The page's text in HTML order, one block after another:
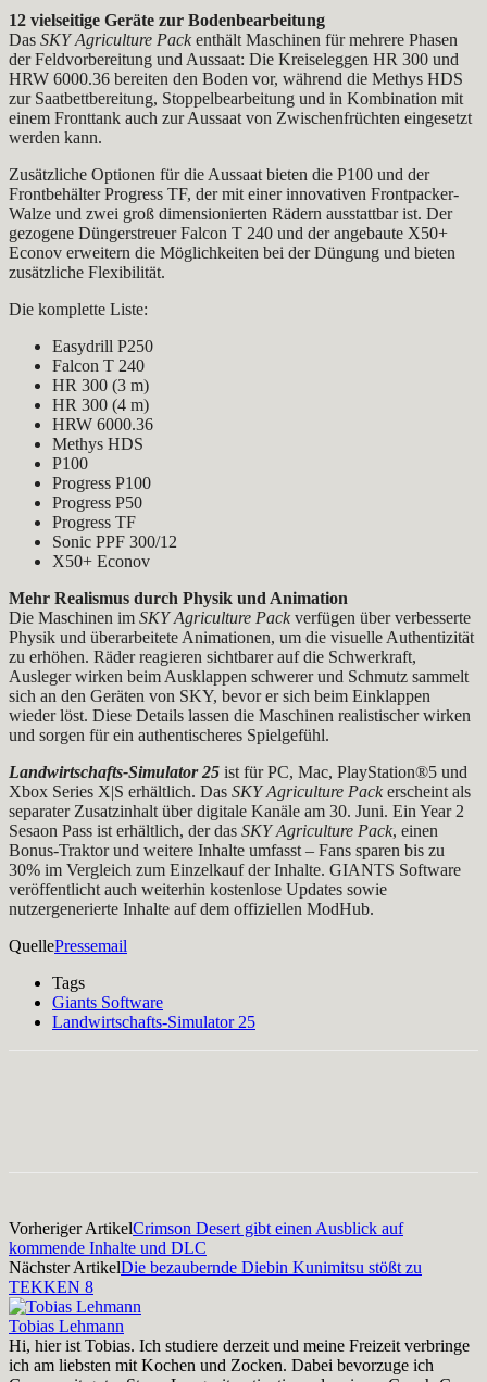
12 vielseitige Geräte zur Bodenbearbeitung
Das SKY Agriculture Pack enthält Maschinen für mehrere Phasen
der Feldvorbereitung und Aussaat: Die Kreiseleggen HR 300 und
HRW 6000.36 bereiten den Boden vor, während die Methys HDS
zur Saatbettbereitung, Stoppelbearbeitung und in Kombination mit
einem Fronttank auch zur Aussaat von Zwischenfrüchten eingesetzt
werden kann.
Zusätzliche Optionen für die Aussaat bieten die P100 und der
Frontbehälter Progress TF, der mit einer innovativen Frontpacker-
Walze und zwei groß dimensionierten Rädern ausstattbar ist. Der
gezogene Düngerstreuer Falcon T 240 und der angebaute X50+
Econov erweitern die Möglichkeiten bei der Düngung und bieten
zusätzliche Flexibilität.
Die komplette Liste:
Easydrill P250
Falcon T 240
HR 300 (3 m)
HR 300 (4 m)
HRW 6000.36
Methys HDS
P100
Progress P100
Progress P50
Progress TF
Sonic PPF 300/12
X50+ Econov
Mehr Realismus durch Physik und Animation
Die Maschinen im SKY Agriculture Pack verfügen über verbesserte
Physik und überarbeitete Animationen, um die visuelle Authentizität
zu erhöhen. Räder reagieren sichtbarer auf die Schwerkraft,
Ausleger wirken beim Ausklappen schwerer und Schmutz sammelt
sich an den Geräten von SKY, bevor er sich beim Einklappen
wieder löst. Diese Details lassen die Maschinen realistischer wirken
und sorgen für ein authentischeres Spielgefühl.
Landwirtschafts-Simulator 25 ist für PC, Mac, PlayStation®5 und
Xbox Series X|S erhältlich. Das SKY Agriculture Pack erscheint als
separater Zusatzinhalt über digitale Kanäle am 30. Juni. Ein Year 2
Sesaon Pass ist erhältlich, der das SKY Agriculture Pack, einen
Bonus-Traktor und weitere Inhalte umfasst – Fans sparen bis zu
30% im Vergleich zum Einzelkauf der Inhalte. GIANTS Software
veröffentlicht auch weiterhin kostenlose Updates sowie
nutzergenerierte Inhalte auf dem offiziellen ModHub.
QuellePressemail
Tags
Giants Software
Landwirtschafts-Simulator 25
Vorheriger ArtikelCrimson Desert gibt einen Ausblick auf
kommende Inhalte und DLC
Nächster ArtikelDie bezaubernde Diebin Kunimitsu stößt zu
TEKKEN 8
Tobias Lehmann
Hi, hier ist Tobias. Ich studiere derzeit und meine Freizeit verbringe
ich am liebsten mit Kochen und Zocken. Dabei bevorzuge ich